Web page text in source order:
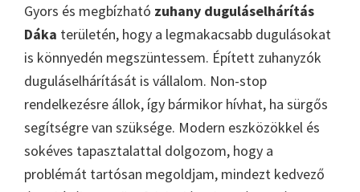
Gyors és megbízható zuhany duguláselhárítás
Dáka területén, hogy a legmakacsabb dugulásokat
is könnyedén megszüntessem. Épített zuhanyzók
duguláselhárítását is vállalom. Non-stop
rendelkezésre állok, így bármikor hívhat, ha sürgős
segítségre van szüksége. Modern eszközökkel és
sokéves tapasztalattal dolgozom, hogy a
problémát tartósan megoldjam, mindezt kedvező